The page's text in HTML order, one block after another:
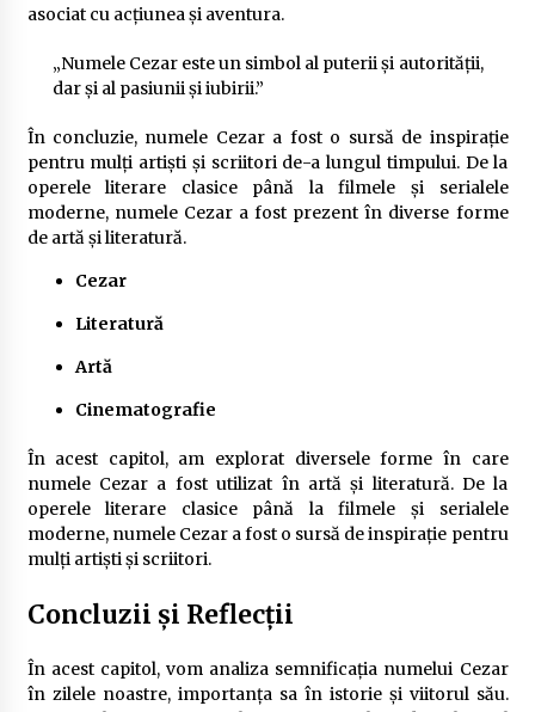
asociat cu acțiunea și aventura.
„Numele Cezar este un simbol al puterii și autorității,
dar și al pasiunii și iubirii.”
În concluzie, numele Cezar a fost o sursă de inspirație
pentru mulți artiști și scriitori de-a lungul timpului. De la
operele literare clasice până la filmele și serialele
moderne, numele Cezar a fost prezent în diverse forme
de artă și literatură.
Cezar
Literatură
Artă
Cinematografie
În acest capitol, am explorat diversele forme în care
numele Cezar a fost utilizat în artă și literatură. De la
operele literare clasice până la filmele și serialele
moderne, numele Cezar a fost o sursă de inspirație pentru
mulți artiști și scriitori.
Concluzii și Reflecții
În acest capitol, vom analiza semnificația numelui Cezar
în zilele noastre, importanța sa în istorie și viitorul său.